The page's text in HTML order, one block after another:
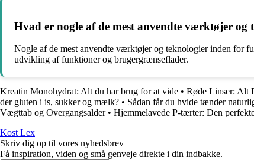
Hvad er nogle af de mest anvendte værktøjer og
Nogle af de mest anvendte værktøjer og teknologier inden for
udvikling af funktioner og brugergrænseflader.
Kreatin Monohydrat: Alt du har brug for at vide • Røde Linser: Alt
der gluten i is, sukker og mælk? • Sådan får du hvide tænder
Vægttab og Overgangsalder• Hjemmelavede P-tærter: Den
Kost Lex
Skriv dig op til vores nyhedsbrev
Få inspiration, viden og små genveje direkte i din indbakke.